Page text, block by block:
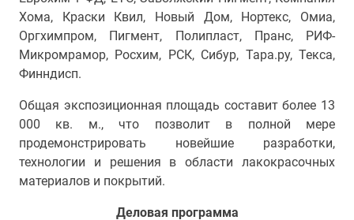
Хома, Краски Квил, Новый Дом, Нортекс, Омиа,
Оргхимпром, Пигмент, Полипласт, Пранс, РИФ-
Микромрамор, Росхим, РСК, Сибур, Тара.ру, Текса,
Финндисп.
Общая экспозиционная площадь составит более 13
000 кв. м., что позволит в полной мере
продемонстрировать новейшие разработки,
технологии и решения в области лакокрасочных
материалов и покрытий.
Деловая программа